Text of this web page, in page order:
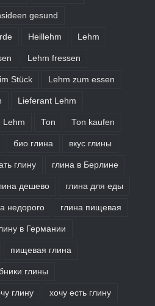
gesund
Heillehm Lehm
Lehm fressen
Stück Lehm zum essen
Lieferant Lehm
Lehm Ton Ton kaufen
био глина вкус глины
глину глина в Берлине
дешево глина для еды
недорого глина пищевая
в Германии
пищевая глина
глины
глину хочу есть глину